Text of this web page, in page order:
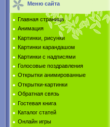
Меню сайта
Главная страница
Анимация
Картинки, рисунки
Картинки карандашом
Картинки с надписями
Голосовые поздравления
Открытки анимированные
Открытки-картинки
Обратная связь
Гостевая книга
Каталог статей
Онлайн игры